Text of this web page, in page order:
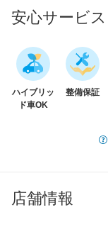
安心サービス
ハイブリッ
ド車OK
整備保証
店舗情報